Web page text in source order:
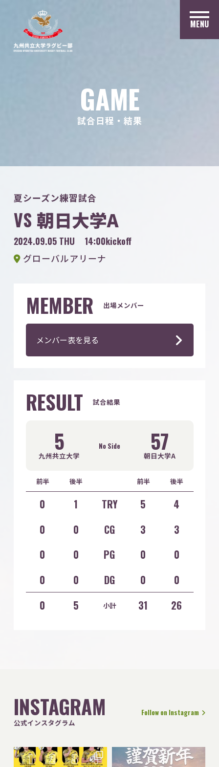
MENU
GAME
試合日程・結果
夏シーズン練習試合
VS 朝日大学A
2024.09.05 THU
14:00kickoff
グローバルアリーナ
MEMBER 出場メンバー
メンバー表を見る
RESULT 試合結果
5
九州共立大学
No Side 57
朝日大学A
前半 後半 前半 後半
0 1 TRY 5
4
0
0 CG 3
3
0
0 PG 0
0
0
0 DG 0
0
0
5 小計 31 26
INSTAGRAM
公式インスタグラム
Follow on Instagram